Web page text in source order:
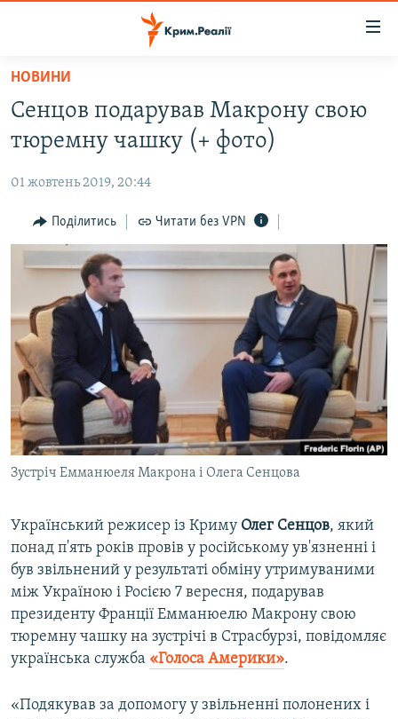
Перейти
основного
матеріалу
Перейти
до
навігації
Перейти
ВОДА.КРИМ
ВІДЕО ТА ФОТО
ПОЛІТИКА
БЛОГИ
ПОГЛЯД
ВСЕ ЗА ДЕНЬ
СПЕЦПРОЕКТИ
ДЕПОРТАЦІЯ
ВІДЕОУРОКИ «ELIFBE»
СВІДЧЕННЯ ОКУПАЦІЇ
УКРАЇНСЬКА ПРОБЛЕМА КРИМУ
ЯК ОБІЙТИ БЛОКУВАННЯ
Русский
Qırımtatar
Усі сайти RFE/RL
НОВИНИ
Сенцов подарував Макрону свою
тюремну чашку (+ фото)
01 жовтень 2019, 20:44
Поділитись Читати без VPN
Зустріч Емманюеля Макрона і Олега Сенцова
Український режисер із Криму Олег Сенцов, який
понад п'ять років провів у російському ув'язненні і
був звільнений у результаті обміну утримуваними
між Україною і Росією 7 вересня, подарував
президенту Франції Емманюелю Макрону свою
тюремну чашку на зустрічі в Страсбурзі, повідомляє
українська служба «Голоса Америки».
«Подякував за допомогу у звільненні полонених і